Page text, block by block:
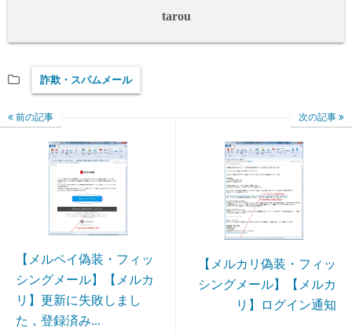
tarou
詐欺・スパムメール
前の記事
【メルペイ偽装・フィッ
シングメール】【メルカ
リ】更新に失敗しまし
た，登録済み...
次の記事
【メルカリ偽装・フィッ
シングメール】【メルカ
リ】ログイン通知